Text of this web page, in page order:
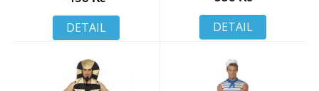
DETAIL DETAIL